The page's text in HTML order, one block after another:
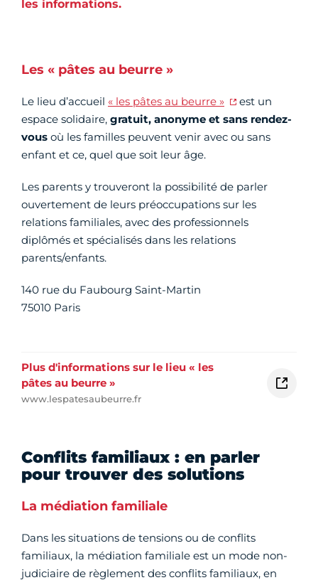
les informations.
Les « pâtes au beurre »
Le lieu d’accueil « les pâtes au beurre »
est un
espace solidaire, gratuit, anonyme et sans rendez-
vous où les familles peuvent venir avec ou sans
enfant et ce, quel que soit leur âge.
Les parents y trouveront la possibilité de parler
ouvertement de leurs préoccupations sur les
relations familiales, avec des professionnels
diplômés et spécialisés dans les relations
parents/enfants.
140 rue du Faubourg Saint-Martin
75010 Paris
Plus d'informations sur le lieu « les
pâtes au beurre »
www.lespatesaubeurre.fr
Conflits familiaux : en parler
pour trouver des solutions
La médiation familiale
Dans les situations de tensions ou de conflits
familiaux, la médiation familiale est un mode non-
judiciaire de règlement des conflits familiaux, en